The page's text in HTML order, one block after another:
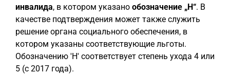
инвалида, в котором указано обозначение „H“. В
качестве подтверждения может также служить
решение органа социального обеспечения, в
котором указаны соответствующие льготы.
Обозначению 'H' соответствует степень ухода 4 или
5 (с 2017 года).